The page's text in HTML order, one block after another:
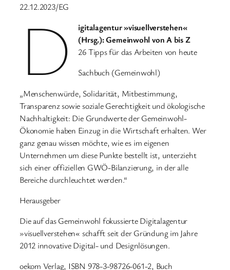
22.12.2023/EG
D
igitalagentur »visuellverstehen«
(Hrsg.): Gemeinwohl von A bis Z
26 Tipps für das Arbeiten von heute
Sachbuch (Gemeinwohl)
„Menschenwürde, Solidarität, Mitbestimmung,
Transparenz sowie soziale Gerechtigkeit und ökologische
Nachhaltigkeit: Die Grundwerte der Gemeinwohl-
Ökonomie haben Einzug in die Wirtschaft erhalten. Wer
ganz genau wissen möchte, wie es im eigenen
Unternehmen um diese Punkte bestellt ist, unterzieht
sich einer offiziellen GWÖ-Bilanzierung, in der alle
Bereiche durchleuchtet werden.“
Herausgeber
Die auf das Gemeinwohl fokussierte Digitalagentur
»visuellverstehen« schafft seit der Gründung im Jahre
2012 innovative Digital- und Designlösungen.
oekom Verlag, ISBN 978-3-98726-061-2, Buch